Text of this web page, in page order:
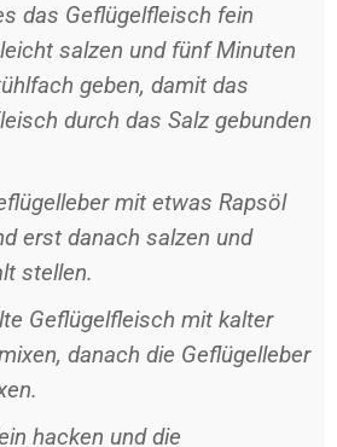
das Geflügelfleisch fein
salzen und fünf Minuten
geben, damit das
durch das Salz gebunden
mit etwas Rapsöl
erst danach salzen und
stellen.
Geflügelfleisch mit kalter
danach die Geflügelleber
hacken und die